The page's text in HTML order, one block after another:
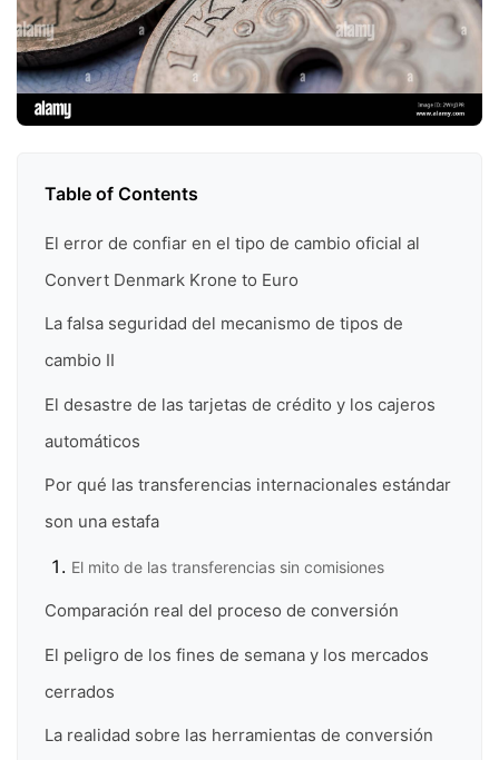
Table of Contents
El error de confiar en el tipo de cambio oficial al
Convert Denmark Krone to Euro
La falsa seguridad del mecanismo de tipos de
cambio II
El desastre de las tarjetas de crédito y los cajeros
automáticos
Por qué las transferencias internacionales estándar
son una estafa
El mito de las transferencias sin comisiones
Comparación real del proceso de conversión
El peligro de los fines de semana y los mercados
cerrados
La realidad sobre las herramientas de conversión